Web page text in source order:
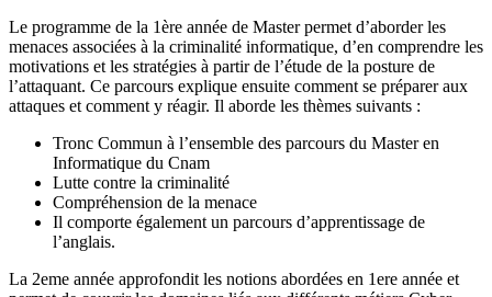
Le programme de la 1ère année de Master permet d’aborder les
menaces associées à la criminalité informatique, d’en comprendre les
motivations et les stratégies à partir de l’étude de la posture de
l’attaquant. Ce parcours explique ensuite comment se préparer aux
attaques et comment y réagir. Il aborde les thèmes suivants :
Tronc Commun à l’ensemble des parcours du Master en
Informatique du Cnam
Lutte contre la criminalité
Compréhension de la menace
Il comporte également un parcours d’apprentissage de
l’anglais.
La 2eme année approfondit les notions abordées en 1ere année et